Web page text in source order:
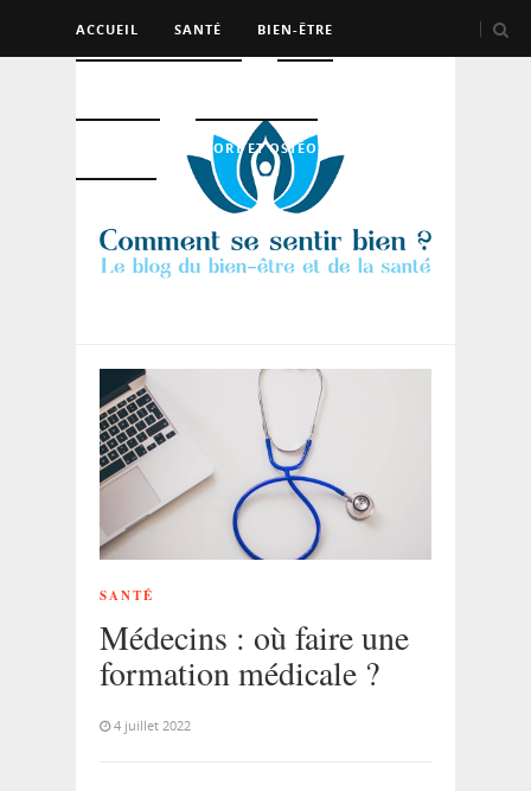
ACCUEIL SANTÉ BIEN-ÊTRE
SPORT ET OSTÉO
SANTÉ
Médecins : où faire une
formation médicale ?
4 juillet 2022